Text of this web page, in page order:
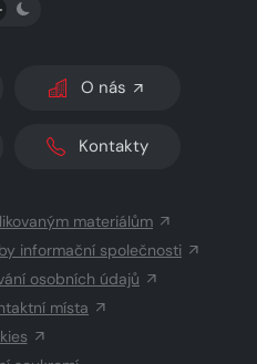
O nás
Kontakty
materiálům
informační společnosti
osobních údajů
místa